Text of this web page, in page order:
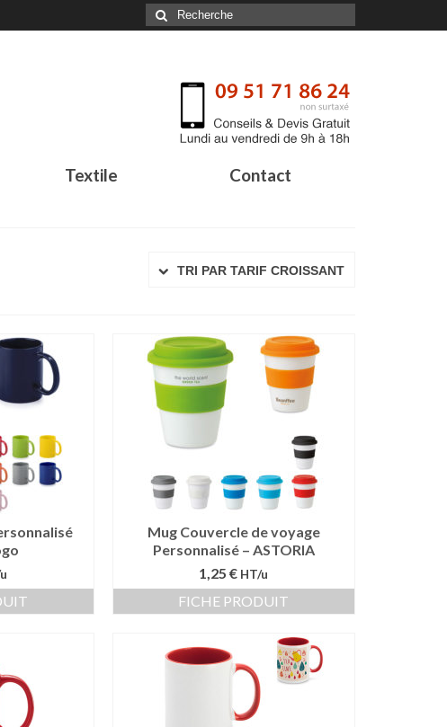
Textile Contact
TRI PAR TARIF CROISSANT
Mug Couvercle de voyage
Personnalisé – ASTORIA
1,25 € HT/u
FICHE PRODUIT